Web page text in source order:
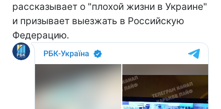
рассказывает о "плохой жизни в Украине"
и призывает выезжать в Российскую
Федерацию.